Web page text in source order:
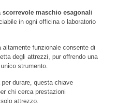
scorrevole maschio esagonali
in ogni officina o laboratorio
funzionale consente di
degli attrezzi, pur offrendo una
strumento.
durare, questa chiave
chi cerca prestazioni
attrezzo.